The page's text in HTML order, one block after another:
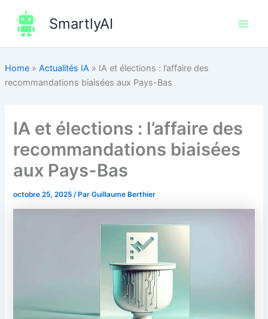
contenu
SmartlyAI
Home» Actualités IA» IA et élections : l’affaire des
recommandations biaisées aux Pays-Bas
IA et élections : l’affaire des
recommandations biaisées
aux Pays-Bas
octobre 25, 2025/ ParGuillaume Berthier